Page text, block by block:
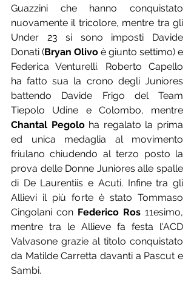
Guazzini che hanno conquistato
nuovamente il tricolore, mentre tra gli
Under 23 si sono imposti Davide
Donati (Bryan Olivo è giunto settimo) e
Federica Venturelli. Roberto Capello
ha fatto sua la crono degli Juniores
battendo Davide Frigo del Team
Chantal Pegolo ha regalato la prima
ed unica medaglia al movimento
friulano chiudendo al terzo posto la
prova delle Donne Juniores alle spalle
di De Laurentiis e Acuti. Infine tra gli
Allievi il più forte è stato Tommaso
Cingolani con Federico Ros 11esimo,
mentre tra le Allieve fa festa l'ACD
Valvasone grazie al titolo conquistato
da Matilde Carretta davanti a Pascut e
Sambi.